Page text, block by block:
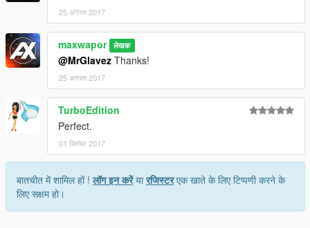
25 अगस्त 2017
maxwapor लेखक
@MrGlavez Thanks!
25 अगस्त 2017
TurboEdition
Perfect.
01 सितंबर 2017
बातचीत में शामिल हों !लॉग इन करेंयारजिस्टरएक खाते के लिए टिप्पणी करने के
लिए सक्षम हो।